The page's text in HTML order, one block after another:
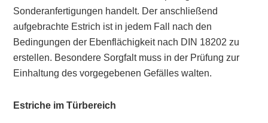
Sonderanfertigungen handelt. Der anschließend
aufgebrachte Estrich ist in jedem Fall nach den
Bedingungen der Ebenflächigkeit nach DIN 18202 zu
erstellen. Besondere Sorgfalt muss in der Prüfung zur
Einhaltung des vorgegebenen Gefälles walten.
Estriche im Türbereich